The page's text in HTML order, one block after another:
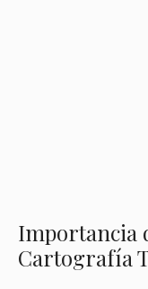
Importancia
Cartografía